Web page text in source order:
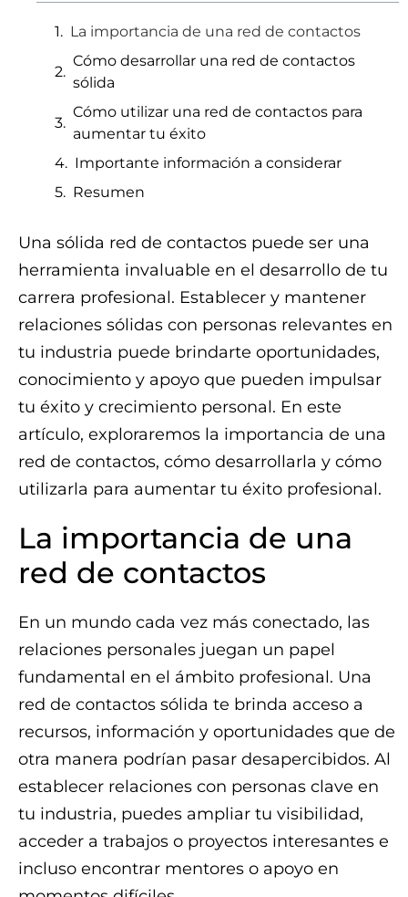
La importancia de una red de contactos
Cómo desarrollar una red de contactos
sólida
Cómo utilizar una red de contactos para
aumentar tu éxito
Importante información a considerar
Resumen
Una sólida red de contactos puede ser una
herramienta invaluable en el desarrollo de tu
carrera profesional. Establecer y mantener
relaciones sólidas con personas relevantes en
tu industria puede brindarte oportunidades,
conocimiento y apoyo que pueden impulsar
tu éxito y crecimiento personal. En este
artículo, exploraremos la importancia de una
red de contactos, cómo desarrollarla y cómo
utilizarla para aumentar tu éxito profesional.
La importancia de una
red de contactos
En un mundo cada vez más conectado, las
relaciones personales juegan un papel
fundamental en el ámbito profesional. Una
red de contactos sólida te brinda acceso a
recursos, información y oportunidades que de
otra manera podrían pasar desapercibidos. Al
establecer relaciones con personas clave en
tu industria, puedes ampliar tu visibilidad,
acceder a trabajos o proyectos interesantes e
incluso encontrar mentores o apoyo en